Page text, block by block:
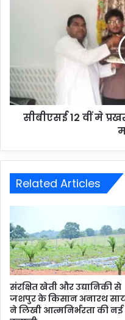
सीबीएसई 12 वीं मे
Related Articles
संरक्षित खेती और उद्यानिकी से
जशपुर के किसान अनारथ
ने लिखी आत्मनिर्भरता की नई